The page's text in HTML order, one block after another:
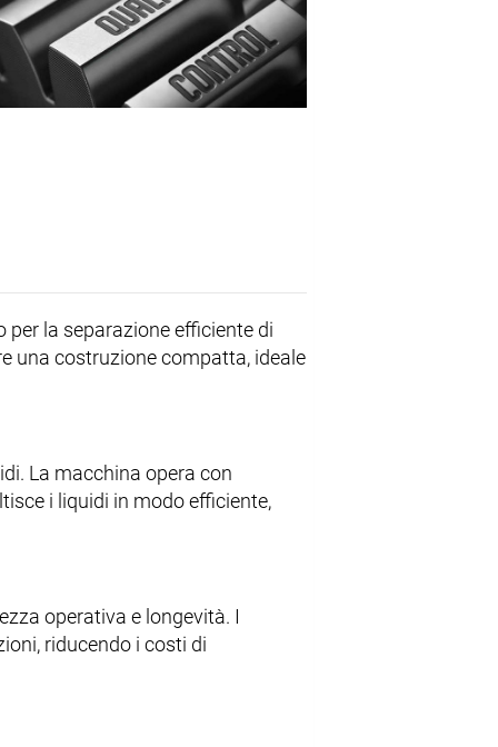
per la separazione efficiente di
una costruzione compatta, ideale
La macchina opera con
i liquidi in modo efficiente,
operativa e longevità. I
riducendo i costi di